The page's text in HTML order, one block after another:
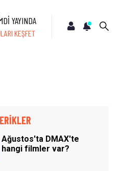
YAYINDA
KEŞFET
Ağustos'ta DMAX'te
hangi filmler var?